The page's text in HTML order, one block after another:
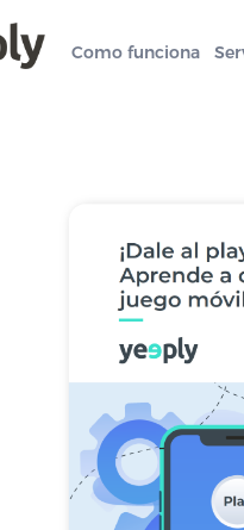
Como funciona